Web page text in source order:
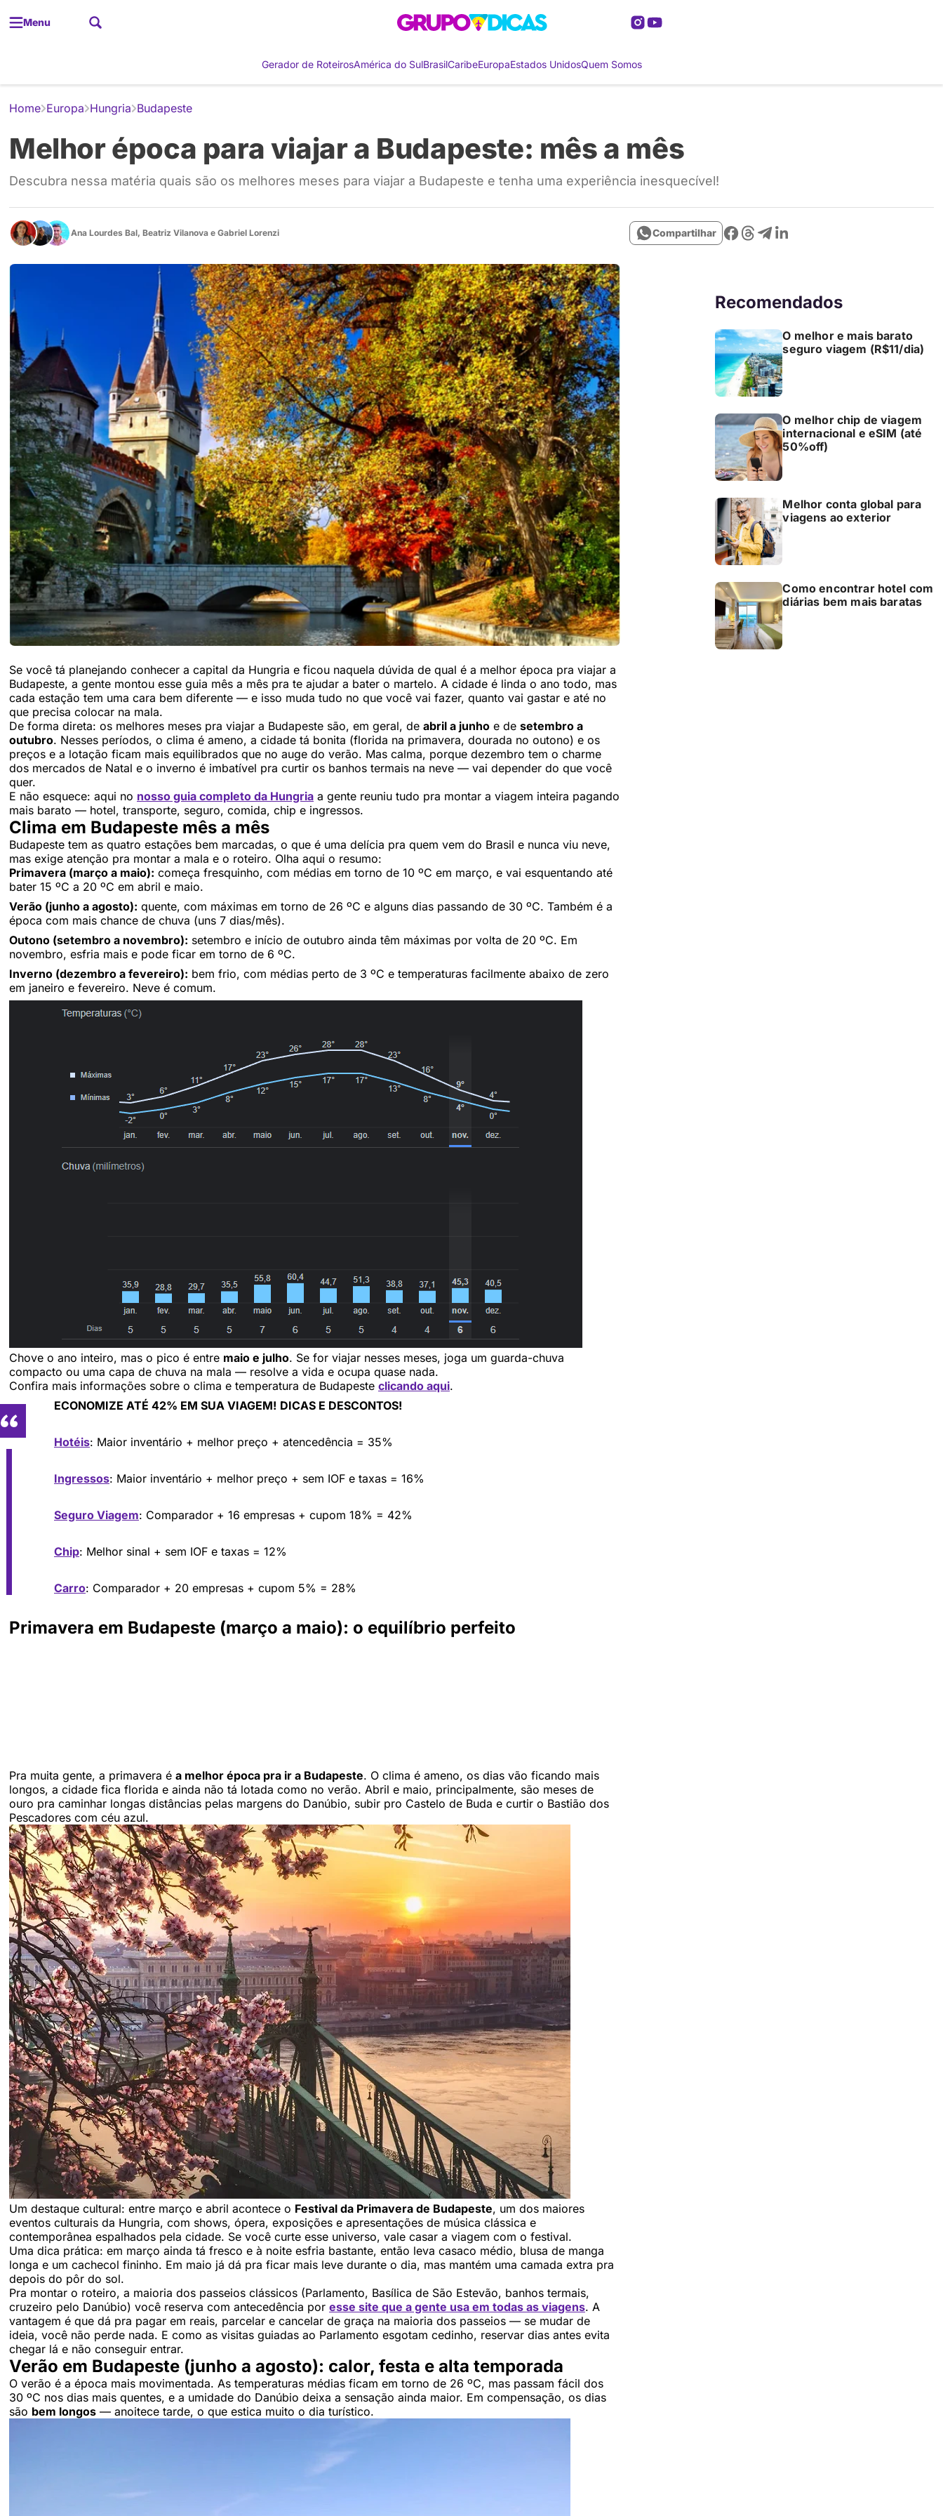
Menu
Gerador de RoteirosAmérica do SulBrasilCaribeEuropaEstados UnidosQuem Somos
Home Europa Hungria Budapeste
Melhor época para viajar a Budapeste: mês a mês
Descubra nessa matéria quais são os melhores meses para viajar a Budapeste e tenha uma experiência inesquecível!
Ana Lourdes Bal, Beatriz Vilanova e Gabriel Lorenzi Compartilhar
Se você tá planejando conhecer a capital da Hungria e ficou naquela dúvida de qual é a melhor época pra viajar a
Budapeste, a gente montou esse guia mês a mês pra te ajudar a bater o martelo. A cidade é linda o ano todo, mas
cada estação tem uma cara bem diferente — e isso muda tudo no que você vai fazer, quanto vai gastar e até no
que precisa colocar na mala.
De forma direta: os melhores meses pra viajar a Budapeste são, em geral, de abril a junho e de setembro a
outubro. Nesses períodos, o clima é ameno, a cidade tá bonita (florida na primavera, dourada no outono) e os
preços e a lotação ficam mais equilibrados que no auge do verão. Mas calma, porque dezembro tem o charme
dos mercados de Natal e o inverno é imbatível pra curtir os banhos termais na neve — vai depender do que você
quer.
E não esquece: aqui no nosso guia completo da Hungria a gente reuniu tudo pra montar a viagem inteira pagando
mais barato — hotel, transporte, seguro, comida, chip e ingressos.
Clima em Budapeste mês a mês
Budapeste tem as quatro estações bem marcadas, o que é uma delícia pra quem vem do Brasil e nunca viu neve,
mas exige atenção pra montar a mala e o roteiro. Olha aqui o resumo:
Primavera (março a maio): começa fresquinho, com médias em torno de 10 ºC em março, e vai esquentando até
bater 15 ºC a 20 ºC em abril e maio.
Verão (junho a agosto): quente, com máximas em torno de 26 ºC e alguns dias passando de 30 ºC. Também é a
época com mais chance de chuva (uns 7 dias/mês).
Outono (setembro a novembro): setembro e início de outubro ainda têm máximas por volta de 20 ºC. Em
novembro, esfria mais e pode ficar em torno de 6 ºC.
Inverno (dezembro a fevereiro): bem frio, com médias perto de 3 ºC e temperaturas facilmente abaixo de zero
em janeiro e fevereiro. Neve é comum.
Chove o ano inteiro, mas o pico é entre maio e julho. Se for viajar nesses meses, joga um guarda-chuva
compacto ou uma capa de chuva na mala — resolve a vida e ocupa quase nada.
Confira mais informações sobre o clima e temperatura de Budapeste clicando aqui.
ECONOMIZE ATÉ 42% EM SUA VIAGEM! DICAS E DESCONTOS!
Hotéis: Maior inventário + melhor preço + atencedência = 35%
Ingressos: Maior inventário + melhor preço + sem IOF e taxas = 16%
Seguro Viagem: Comparador + 16 empresas + cupom 18% = 42%
Chip: Melhor sinal + sem IOF e taxas = 12%
Carro: Comparador + 20 empresas + cupom 5% = 28%
Primavera em Budapeste (março a maio): o equilíbrio perfeito
Pra muita gente, a primavera é a melhor época pra ir a Budapeste. O clima é ameno, os dias vão ficando mais
longos, a cidade fica florida e ainda não tá lotada como no verão. Abril e maio, principalmente, são meses de
ouro pra caminhar longas distâncias pelas margens do Danúbio, subir pro Castelo de Buda e curtir o Bastião dos
Pescadores com céu azul.
Um destaque cultural: entre março e abril acontece o Festival da Primavera de Budapeste, um dos maiores
eventos culturais da Hungria, com shows, ópera, exposições e apresentações de música clássica e
contemporânea espalhados pela cidade. Se você curte esse universo, vale casar a viagem com o festival.
Uma dica prática: em março ainda tá fresco e à noite esfria bastante, então leva casaco médio, blusa de manga
longa e um cachecol fininho. Em maio já dá pra ficar mais leve durante o dia, mas mantém uma camada extra pra
depois do pôr do sol.
Pra montar o roteiro, a maioria dos passeios clássicos (Parlamento, Basílica de São Estevão, banhos termais,
cruzeiro pelo Danúbio) você reserva com antecedência por esse site que a gente usa em todas as viagens. A
vantagem é que dá pra pagar em reais, parcelar e cancelar de graça na maioria dos passeios — se mudar de
ideia, você não perde nada. E como as visitas guiadas ao Parlamento esgotam cedinho, reservar dias antes evita
chegar lá e não conseguir entrar.
Verão em Budapeste (junho a agosto): calor, festa e alta temporada
O verão é a época mais movimentada. As temperaturas médias ficam em torno de 26 ºC, mas passam fácil dos
30 ºC nos dias mais quentes, e a umidade do Danúbio deixa a sensação ainda maior. Em compensação, os dias
são bem longos — anoitece tarde, o que estica muito o dia turístico.
Recomendados
O melhor e mais barato
seguro viagem (R$11/dia)
O melhor chip de viagem
internacional e eSIM (até
50%off)
Melhor conta global para
viagens ao exterior
Como encontrar hotel com
diárias bem mais baratas